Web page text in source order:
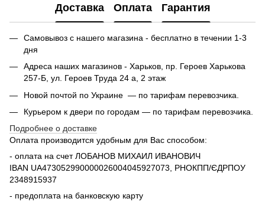
Доставка Оплата Гарантия
Самовывоз с нашего магазина - бесплатно в течении 1-3
дня
Адреса наших магазинов - Харьков, пр. Героев Харькова
257-Б, ул. Героев Труда 24 а, 2 этаж
Новой почтой по Украине — по тарифам перевозчика.
Курьером к двери по городам — по тарифам перевозчика.
Подробнее о доставке
Оплата производится удобным для Вас способом:
- оплата на счет ЛОБАНОВ МИХАИЛ ИВАНОВИЧ
IBAN UA473052990000026004045927073, РНОКПП/ЄДРПОУ
2348915937
- предоплата на банковскую карту